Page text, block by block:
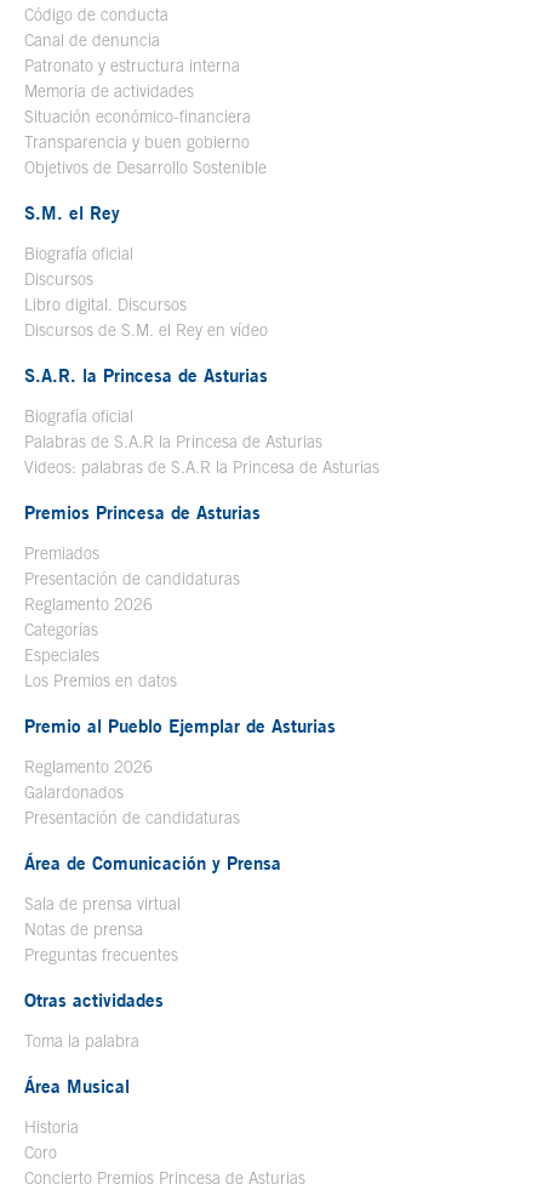
Código de conducta
Canal de denuncia
Patronato y estructura interna
Memoria de actividades
Situación económico-financiera
Transparencia y buen gobierno
Objetivos de Desarrollo Sostenible
S.M. el Rey
Biografía oficial
Discursos
Libro digital. Discursos
Discursos de S.M. el Rey en vídeo
S.A.R. la Princesa de Asturias
Biografía oficial
Palabras de S.A.R la Princesa de Asturias
Videos: palabras de S.A.R la Princesa de Asturias
Premios Princesa de Asturias
Premiados
Presentación de candidaturas
Reglamento 2026
Categorías
Especiales
Los Premios en datos
Premio al Pueblo Ejemplar de Asturias
Reglamento 2026
Galardonados
Presentación de candidaturas
Área de Comunicación y Prensa
Sala de prensa virtual
Notas de prensa
Preguntas frecuentes
Otras actividades
Toma la palabra
Área Musical
Historia
Coro
Concierto Premios Princesa de Asturias